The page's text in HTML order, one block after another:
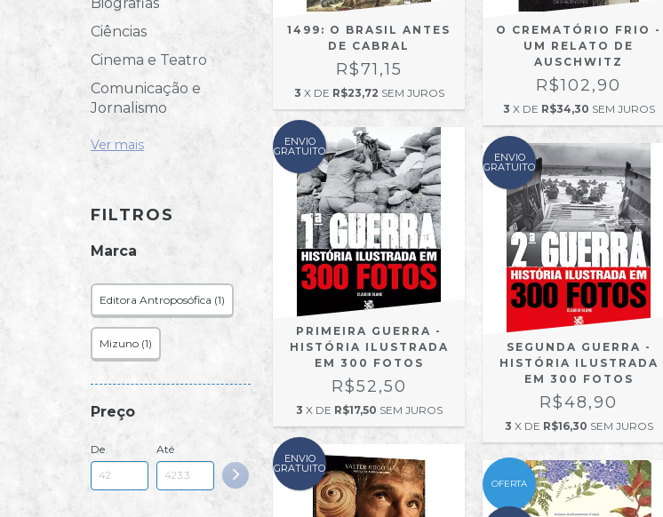
Ciências
Cinema e Teatro
Comunicação e
Jornalismo
Ver mais
FILTROS
Marca
Editora Antroposófica (1)
Mizuno (1)
Preço
De Até
1499: O BRASIL ANTES
DE CABRAL
R$71,15
3 X DE R$23,72 SEM JUROS
O CREMATÓRIO FRIO -
UM RELATO DE
AUSCHWITZ
R$102,90
3 X DE R$34,30 SEM JUROS
ENVIO
GRATUITO
PRIMEIRA GUERRA -
HISTÓRIA ILUSTRADA
EM 300 FOTOS
R$52,50
3 X DE R$17,50 SEM JUROS
ENVIO
GRATUITO
SEGUNDA GUERRA -
HISTÓRIA ILUSTRADA
EM 300 FOTOS
R$48,90
3 X DE R$16,30 SEM JUROS
ENVIO
GRATUITO
OFERTA